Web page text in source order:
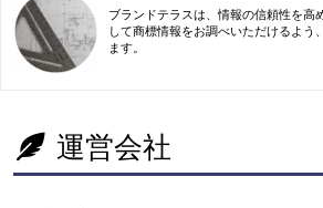
ブランドテラスは、情報の信頼性を高
して商標情報をお調べいただけるよう
ます。
運営会社